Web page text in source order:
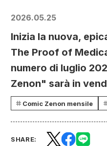
2026.05.25
Inizia la nuova,
The Proof of
numero di luglio
Zenon" sarà in
Comic Zenon mensile
SHARE: